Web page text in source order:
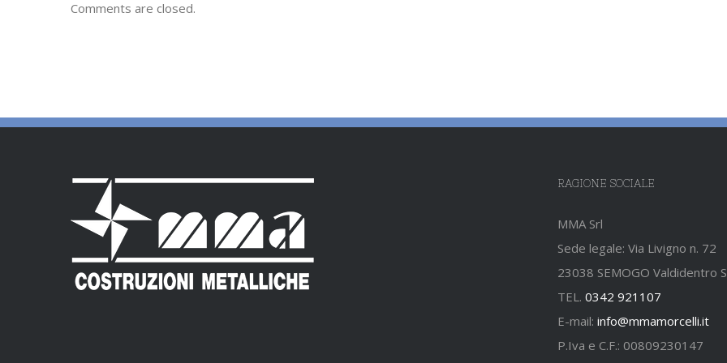
Comments are closed.
RAGIONE SOCIALE
MMA Srl
Sede legale: Via Livigno n. 72
23038 SEMOGO Valdidentro
TEL. 0342 921107
E-mail: info@mmamorcelli.it
P.Iva e C.F.: 00809230147